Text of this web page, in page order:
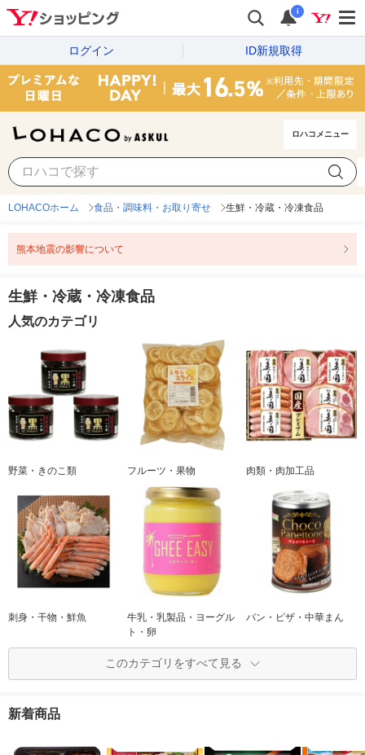
i
ログイン ID新規取得
ロハコメニュー
LOHACOホーム 食品・調味料・お取り寄せ 生鮮・冷蔵・冷凍食品
熊本地震の影響について
生鮮・冷蔵・冷凍食品
人気のカテゴリ
野菜・きのこ類 フルーツ・果物 肉類・肉加工品
刺身・干物・鮮魚
牛乳・乳製品・ヨーグル
ト・卵
パン・ピザ・中華まん
このカテゴリをすべて見る
新着商品